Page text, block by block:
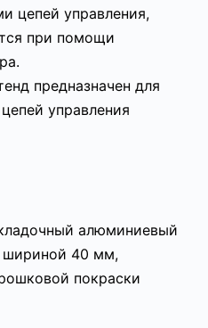
цепей управления,
при помощи
предназначен для
управления
алюминиевый
40 мм,
покраски